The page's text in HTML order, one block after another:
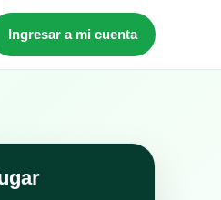
Ingresar a mi cuenta